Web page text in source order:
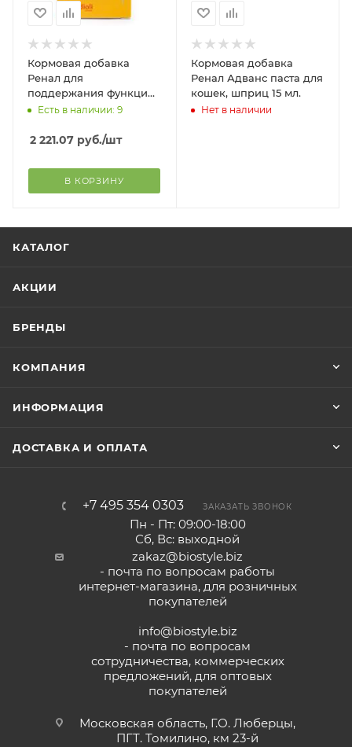
Кормовая добавка
Ренал для
поддержания функции
почек у кошек, порошок
Есть в наличии: 9
2 221.07 руб./шт
В КОРЗИНУ
Кормовая добавка
Ренал Адванс паста для
кошек, шприц 15 мл.
Нет в наличии
КАТАЛОГ
АКЦИИ
БРЕНДЫ
КОМПАНИЯ
ИНФОРМАЦИЯ
ДОСТАВКА И ОПЛАТА
+7 495 354 0303 ЗАКАЗАТЬ ЗВОНОК
Пн - Пт: 09:00-18:00
Сб, Вс: выходной
zakaz@biostyle.biz
- почта по вопросам работы
интернет-магазина, для розничных
покупателей
info@biostyle.biz
- почта по вопросам
сотрудничества, коммерческих
предложений, для оптовых
покупателей
Московская область, Г.О. Люберцы,
ПГТ. Томилино, км 23-й